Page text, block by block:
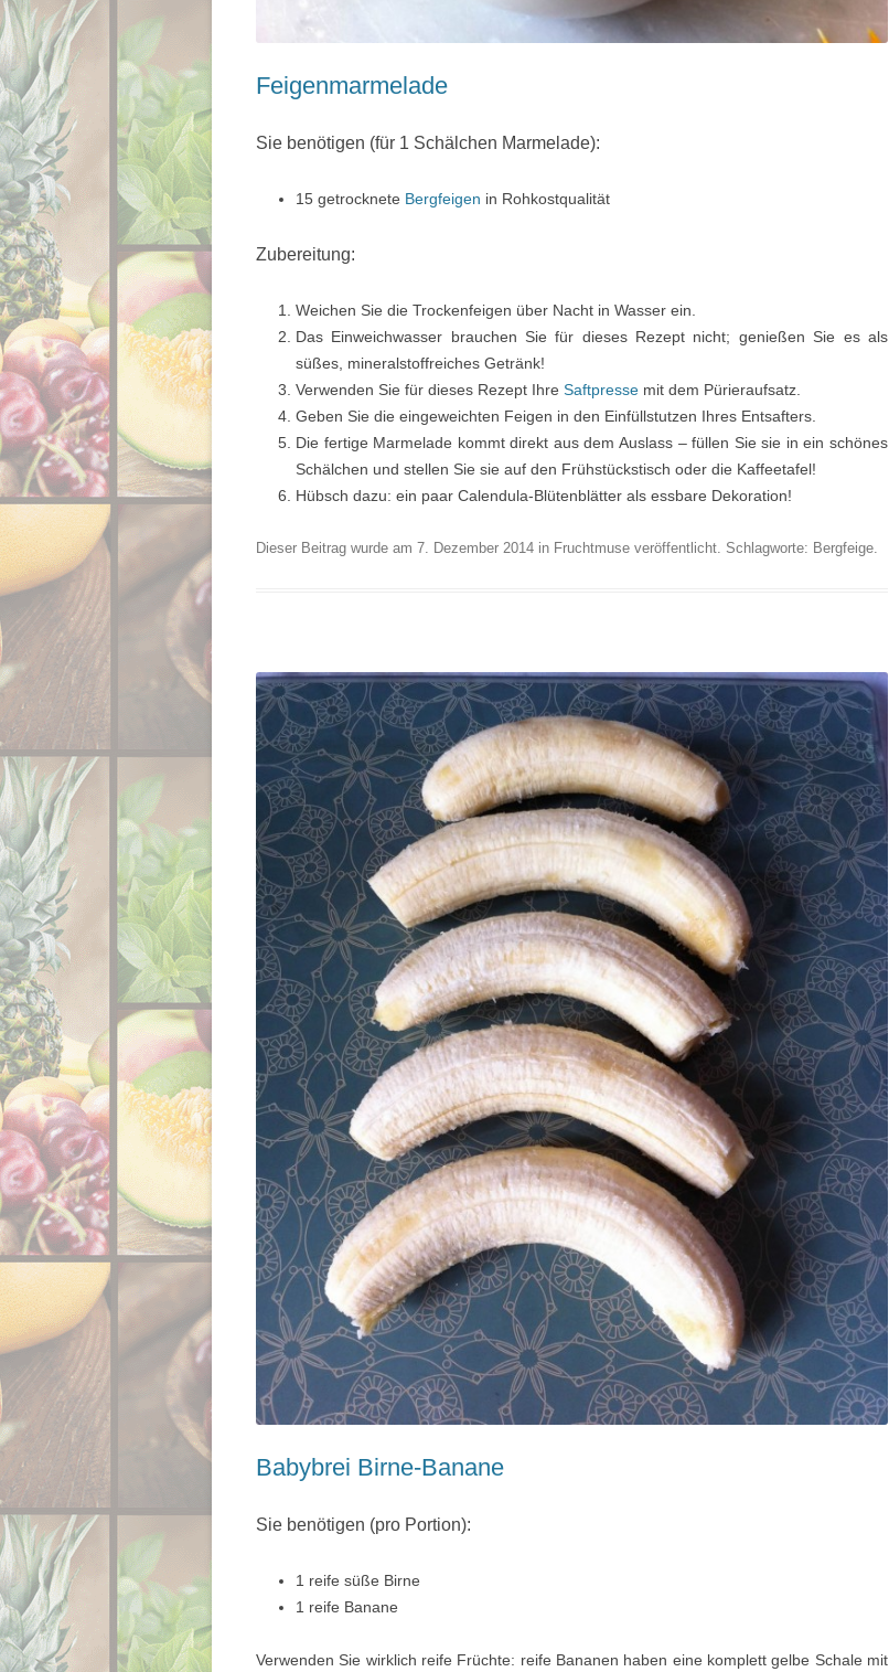
Feigenmarmelade
Sie benötigen (für 1 Schälchen Marmelade):
15 getrocknete Bergfeigen in Rohkostqualität
Zubereitung:
Weichen Sie die Trockenfeigen über Nacht in Wasser ein.
Das Einweichwasser brauchen Sie für dieses Rezept nicht; genießen Sie es als
süßes, mineralstoffreiches Getränk!
Verwenden Sie für dieses Rezept Ihre Saftpresse mit dem Pürieraufsatz.
Geben Sie die eingeweichten Feigen in den Einfüllstutzen Ihres Entsafters.
Die fertige Marmelade kommt direkt aus dem Auslass – füllen Sie sie in ein schönes
Schälchen und stellen Sie sie auf den Frühstückstisch oder die Kaffeetafel!
Hübsch dazu: ein paar Calendula-Blütenblätter als essbare Dekoration!
Dieser Beitrag wurde am 7. Dezember 2014 in Fruchtmuse veröffentlicht. Schlagworte: Bergfeige.
Babybrei Birne-Banane
Sie benötigen (pro Portion):
1 reife süße Birne
1 reife Banane
Verwenden Sie wirklich reife Früchte: reife Bananen haben eine komplett gelbe Schale mit